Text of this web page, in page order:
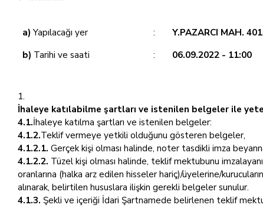
a)Yapılacağı yer :
Y.PAZARCI MAH.
b) Tarihi ve saati : 06.09.2022 - 11:00
İhaleye katılabilme şartları ve istenilen belgeler ile
4.1.İhaleye katılma şartları ve istenilen belgeler:
4.1.2.Teklif vermeye yetkili olduğunu gösteren belgeler,
4.1.2.1. Gerçek kişi olması halinde, noter tasdikli imza
4.1.2.2. Tüzel kişi olması halinde, teklif mektubunu
oranlarına (halka arz edilen hisseler hariç)/üyelerine/
alınarak, belirtilen hususlara ilişkin gerekli belgeler sunulur.
4.1.3. Şekli ve içeriği İdari Şartnamede belirlenen teklif